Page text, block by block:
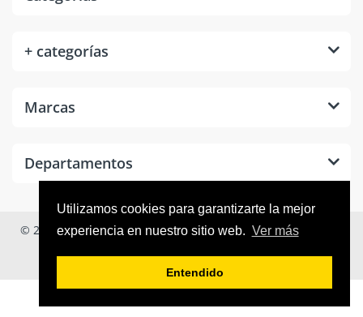
Utilizamos cookies para garantizarte la mejor
experiencia en nuestro sitio web. Ver más
Entendido
+ categorías
Marcas
Departamentos
© 2026Tool Room México. Todos los derechos reservados.